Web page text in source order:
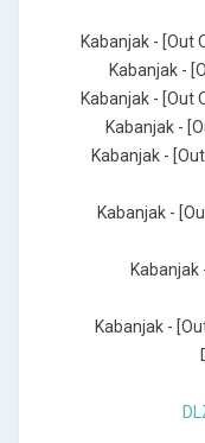
Kabanjak - [Out
Kabanjak -
Kabanjak - [Out
Kabanjak -
Kabanjak -
Kabanjak -
Kabanjak
Kabanjak -